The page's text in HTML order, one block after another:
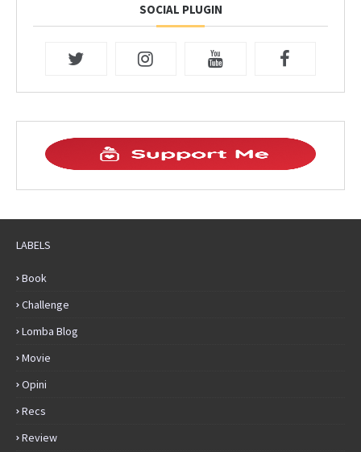
SOCIAL PLUGIN
LABELS
Book
Challenge
Lomba Blog
Movie
Opini
Recs
Review